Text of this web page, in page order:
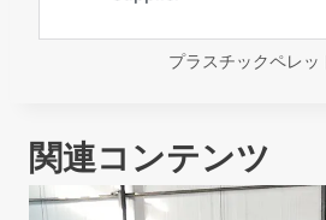
プラスチックペレッ
関連コンテンツ